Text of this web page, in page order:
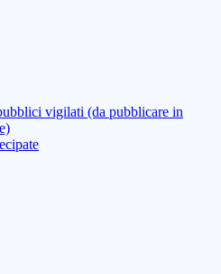
vigilati (da pubblicare in